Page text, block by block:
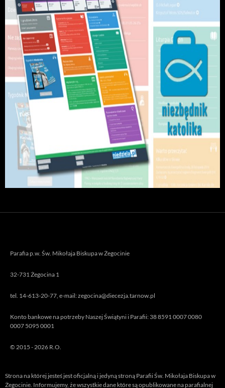
Parafia p.w. Św. Mikołaja Biskupa w Żegocinie
32-731 Żegocina 1
tel. 14-613-20-77, e-mail: zegocina@diecezja.tarnow.pl
Konto bankowe na potrzeby Naszej Świątyni i Parafii: 38 8591 0007 0080
0007 5095 0001
© 2015 - 2026 R.O.
Strona na której jesteś jest oficjalną i jedyną stroną Parafii Św. Mikołaja Biskupa w
Żegocinie. Informujemy, że wszystkie dane które są opublikowane na parafialnej